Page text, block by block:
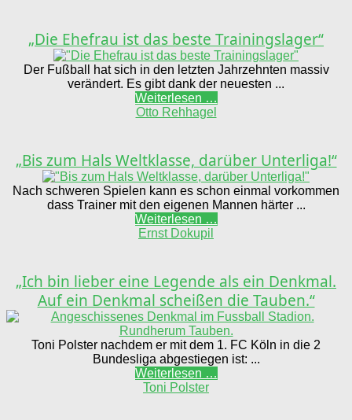
„Die Ehefrau ist das beste Trainingslager“
Der Fußball hat sich in den letzten Jahrzehnten massiv
verändert. Es gibt dank der neuesten ...
Weiterlesen …
Otto Rehhagel
„Bis zum Hals Weltklasse, darüber Unterliga!“
Nach schweren Spielen kann es schon einmal vorkommen
dass Trainer mit den eigenen Mannen härter ...
Weiterlesen …
Ernst Dokupil
„Ich bin lieber eine Legende als ein Denkmal.
Auf ein Denkmal scheißen die Tauben.“
Toni Polster nachdem er mit dem 1. FC Köln in die 2
Bundesliga abgestiegen ist: ...
Weiterlesen …
Toni Polster